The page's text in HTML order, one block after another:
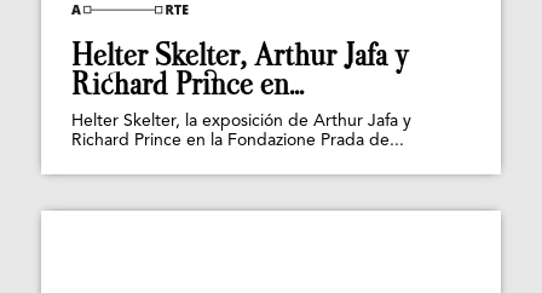
Helter Skelter, Arthur Jafa y
Richard Prince en...
Helter Skelter, la exposición de Arthur Jafa y
Richard Prince en la Fondazione Prada de...